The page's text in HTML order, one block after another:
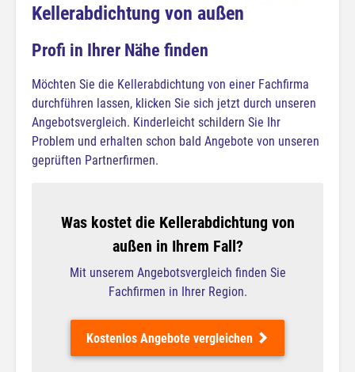
Kellerabdichtung von außen
Profi in Ihrer Nähe finden
Möchten Sie die Kellerabdichtung von einer Fachfirma
durchführen lassen, klicken Sie sich jetzt durch unseren
Angebotsvergleich. Kinderleicht schildern Sie Ihr
Problem und erhalten schon bald Angebote von unseren
geprüften Partnerfirmen.
Was kostet die Kellerabdichtung von
außen in Ihrem Fall?
Mit unserem Angebotsvergleich finden Sie
Fachfirmen in Ihrer Region.
Kostenlos Angebote vergleichen